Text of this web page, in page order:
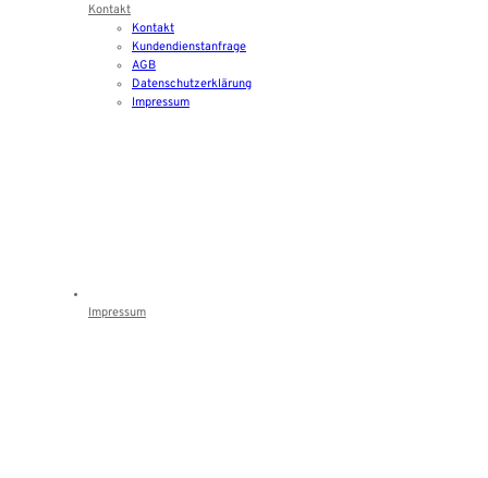
Kontakt
Kontakt
Kundendienstanfrage
AGB
Datenschutzerklärung
Impressum
Impressum